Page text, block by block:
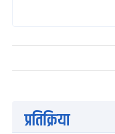
प्रतिक्रिया